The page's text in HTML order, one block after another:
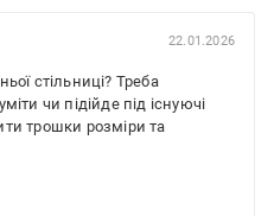
22.01.2026
стільниці? Треба
чи підійде під існуючі
трошки розміри та